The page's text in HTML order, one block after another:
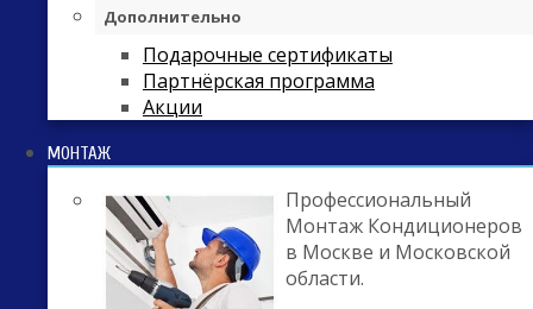
Дополнительно
Подарочные сертификаты
Партнёрская программа
Акции
МОНТАЖ
Профессиональный
Монтаж Кондиционеров
в Москве и Московской
области.